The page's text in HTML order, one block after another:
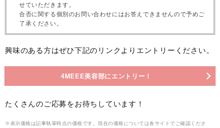
せていただきます。
合否に関する個別のお問い合わせにはお答えできませんので予めご
了承ください。
興味のある方はぜひ下記のリンクよりエントリーください。
4MEEE美容部にエントリー！
たくさんのご応募をお待ちしています！
※表示価格は記事執筆時点の価格です。現在の価格については各サイトでご確認くださ